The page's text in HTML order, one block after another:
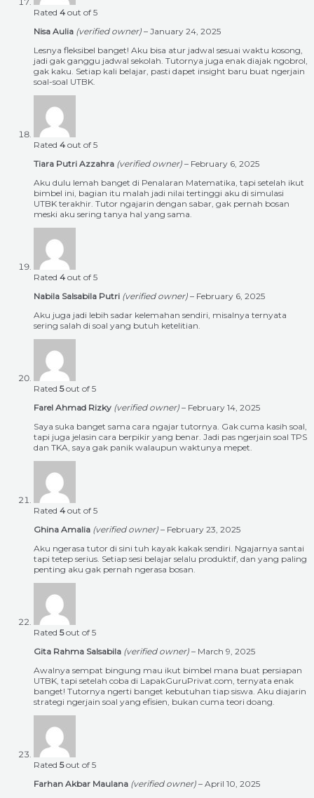
Rated 4 out of 5
Nisa Aulia (verified owner) – January 24, 2025
Lesnya fleksibel banget! Aku bisa atur jadwal sesuai waktu kosong,
jadi gak ganggu jadwal sekolah. Tutornya juga enak diajak ngobrol,
gak kaku. Setiap kali belajar, pasti dapet insight baru buat ngerjain
soal-soal UTBK.
Rated 4 out of 5
Tiara Putri Azzahra (verified owner) – February 6, 2025
Aku dulu lemah banget di Penalaran Matematika, tapi setelah ikut
bimbel ini, bagian itu malah jadi nilai tertinggi aku di simulasi
UTBK terakhir. Tutor ngajarin dengan sabar, gak pernah bosan
meski aku sering tanya hal yang sama.
Rated 4 out of 5
Nabila Salsabila Putri (verified owner) – February 6, 2025
Aku juga jadi lebih sadar kelemahan sendiri, misalnya ternyata
sering salah di soal yang butuh ketelitian.
Rated 5out of 5
Farel Ahmad Rizky (verified owner) – February 14, 2025
Saya suka banget sama cara ngajar tutornya. Gak cuma kasih soal,
tapi juga jelasin cara berpikir yang benar. Jadi pas ngerjain soal TPS
dan TKA, saya gak panik walaupun waktunya mepet.
Rated 4 out of 5
Ghina Amalia (verified owner) – February 23, 2025
Aku ngerasa tutor di sini tuh kayak kakak sendiri. Ngajarnya santai
tapi tetep serius. Setiap sesi belajar selalu produktif, dan yang paling
penting aku gak pernah ngerasa bosan.
Rated 5out of 5
Gita Rahma Salsabila (verified owner) – March 9, 2025
Awalnya sempat bingung mau ikut bimbel mana buat persiapan
UTBK, tapi setelah coba di LapakGuruPrivat.com, ternyata enak
banget! Tutornya ngerti banget kebutuhan tiap siswa. Aku diajarin
strategi ngerjain soal yang efisien, bukan cuma teori doang.
Rated 5out of 5
Farhan Akbar Maulana (verified owner) – April 10, 2025